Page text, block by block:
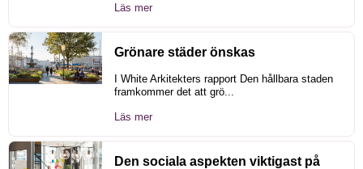
Läs mer
Grönare städer önskas
I White Arkitekters rapport Den hållbara staden
framkommer det att grö...
Läs mer
Den sociala aspekten viktigast på